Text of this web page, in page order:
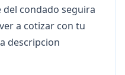
condado seguira
a cotizar con tu
descripcion